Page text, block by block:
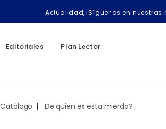
Actualidad, ¡Síguenos en nuestras
Editoriales Plan Lector
Catálogo De quien es esta mierda?